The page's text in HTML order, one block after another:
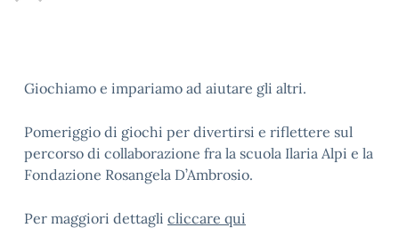
Giochiamo e impariamo ad aiutare gli altri.
Pomeriggio di giochi per divertirsi e riflettere sul
percorso di collaborazione fra la scuola Ilaria Alpi e la
Fondazione Rosangela D’Ambrosio.
Per maggiori dettagli cliccare qui